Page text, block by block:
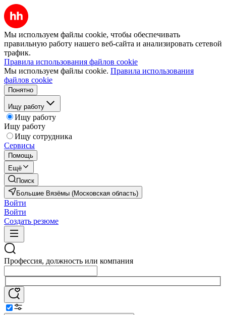
Мы используем файлы cookie, чтобы обеспечивать
правильную работу нашего веб-сайта и анализировать сетевой
трафик.
Правила использования файлов cookie
Мы используем файлы cookie. Правила использования
файлов cookie
Понятно
Ищу работу
Ищу работу
Ищу работу
Ищу сотрудника
Сервисы
Помощь
Ещё
Поиск
Большие Вязёмы (Московская область)
Войти
Войти
Создать резюме
Профессия, должность или компания